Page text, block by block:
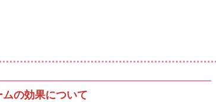
の効果について